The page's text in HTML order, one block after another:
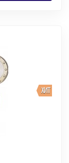
ХИТ